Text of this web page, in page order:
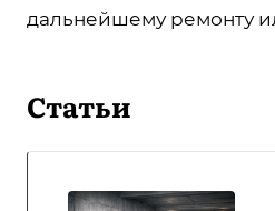
дальнейшему ремонту
Статьи